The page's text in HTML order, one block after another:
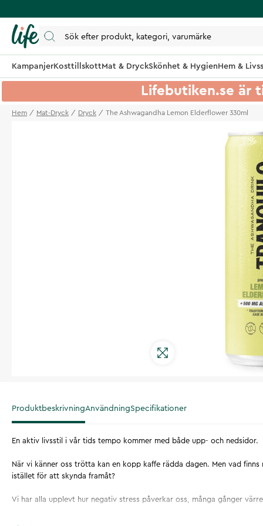
KampanjerKosttillskottMat & DryckSkönhet & HygienHem &
Lifebutiken.se är
Hem Mat-Dryck Dryck The Ashwagandha Lemon Elderflower 330ml
ProduktbeskrivningAnvändningSpecifikationer
En aktiv livsstil i vår tids tempo kommer med både upp- och nedsidor.
När vi känner oss trötta kan en kopp kaffe rädda dagen. Men vad finns
istället för att skynda framåt?
Vi har alla upplevt hur negativ stress påverkar oss, många gånger